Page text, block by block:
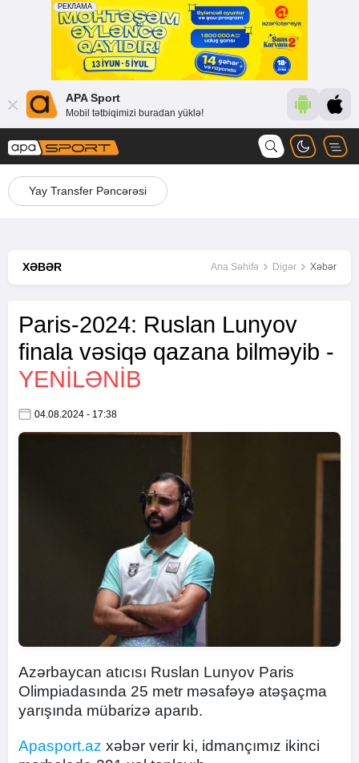
APA Sport
Mobil tətbiqimizi buradan yüklə!
Yay Transfer Pəncərəsi
XƏBƏR Ana Səhifə Digər Xəbər
Paris-2024: Ruslan Lunyov
finala vəsiqə qazana bilməyib -
YENİLƏNİB
04.08.2024 - 17:38
Azərbaycan atıcısı Ruslan Lunyov Paris
Olimpiadasında 25 metr məsafəyə atəşaçma
yarışında mübarizə aparıb.
Apasport.az xəbər verir ki, idmançımız ikinci